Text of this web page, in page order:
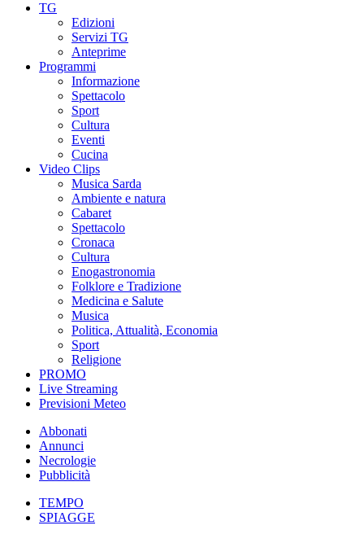
TG
Edizioni
Servizi TG
Anteprime
Programmi
Informazione
Spettacolo
Sport
Cultura
Eventi
Cucina
Video Clips
Musica Sarda
Ambiente e natura
Cabaret
Spettacolo
Cronaca
Cultura
Enogastronomia
Folklore e Tradizione
Medicina e Salute
Musica
Politica, Attualità, Economia
Sport
Religione
PROMO
Live Streaming
Previsioni Meteo
Abbonati
Annunci
Necrologie
Pubblicità
TEMPO
SPIAGGE